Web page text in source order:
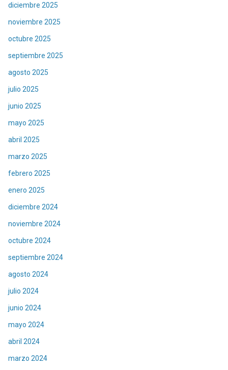
diciembre 2025
noviembre 2025
octubre 2025
septiembre 2025
agosto 2025
julio 2025
junio 2025
mayo 2025
abril 2025
marzo 2025
febrero 2025
enero 2025
diciembre 2024
noviembre 2024
octubre 2024
septiembre 2024
agosto 2024
julio 2024
junio 2024
mayo 2024
abril 2024
marzo 2024